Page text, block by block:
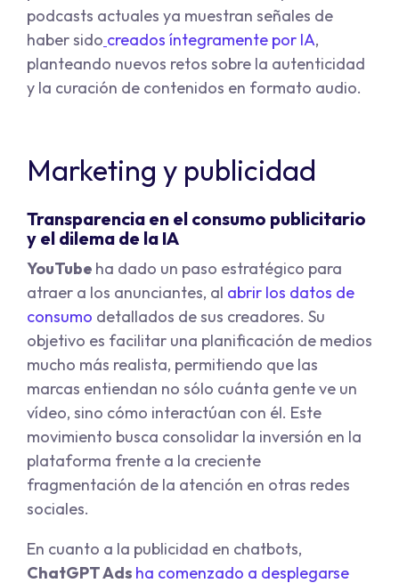
podcasts actuales ya muestran señales de
haber sido creados íntegramente por IA,
planteando nuevos retos sobre la autenticidad
y la curación de contenidos en formato audio.
Marketing y publicidad
Transparencia en el consumo publicitario
y el dilema de la IA
YouTube ha dado un paso estratégico para
atraer a los anunciantes, al abrir los datos de
consumo detallados de sus creadores. Su
objetivo es facilitar una planificación de medios
mucho más realista, permitiendo que las
marcas entiendan no sólo cuánta gente ve un
vídeo, sino cómo interactúan con él. Este
movimiento busca consolidar la inversión en la
plataforma frente a la creciente
fragmentación de la atención en otras redes
sociales.
En cuanto a la publicidad en chatbots,
ChatGPT Ads ha comenzado a desplegarse